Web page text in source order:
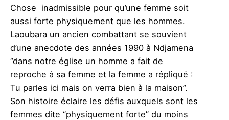
Chose inadmissible pour qu’une femme soit
aussi forte physiquement que les hommes.
Laoubara un ancien combattant se souvient
d’une anecdote des années 1990 à Ndjamena
‘’dans notre église un homme a fait de
reproche à sa femme et la femme a répliqué :
Tu parles ici mais on verra bien à la maison’’.
Son histoire éclaire les défis auxquels sont les
femmes dite ‘’physiquement forte’’ du moins